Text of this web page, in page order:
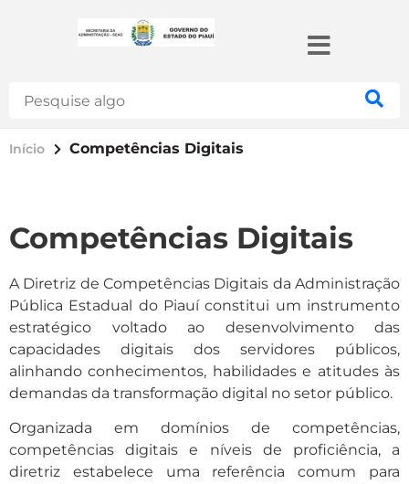
Início Competências Digitais
Competências Digitais
A Diretriz de Competências Digitais da Administração
Pública Estadual do Piauí constitui um instrumento
estratégico voltado ao desenvolvimento das
capacidades digitais dos servidores públicos,
alinhando conhecimentos, habilidades e atitudes às
demandas da transformação digital no setor público.
Organizada em domínios de competências,
competências digitais e níveis de proficiência, a
diretriz estabelece uma referência comum para